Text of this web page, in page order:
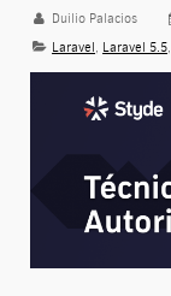
Duilio Palacios
Laravel, Laravel 5.5